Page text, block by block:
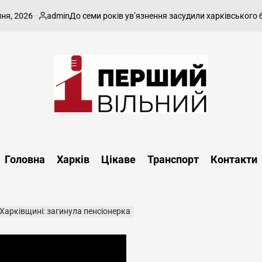
Опубліковано
adminДо семи років ув’язнення засудили харківського
харківський,
області
Головна Харків Цікаве Транспорт Контакти
загинула пенсіонерка